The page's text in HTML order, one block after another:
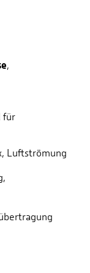
,
für
Luftströmung